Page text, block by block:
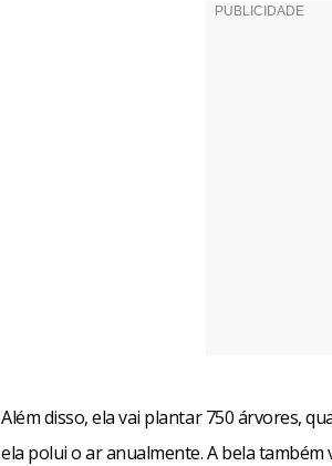
Além disso, ela vai plantar 750 árvores,
ela polui o ar anualmente. A bela